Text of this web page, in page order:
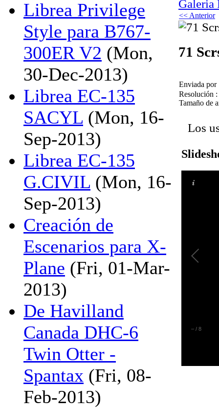
Librea Privilege
Style para B767-
300ER V2 (Mon,
30-Dec-2013)
Librea EC-135
SACYL (Mon, 16-
Sep-2013)
Librea EC-135
G.CIVIL (Mon, 16-
Sep-2013)
Creación de
Escenarios para X-
Plane (Fri, 01-Mar-
2013)
De Havilland
Canada DHC-6
Twin Otter -
Spantax (Fri, 08-
Feb-2013)
Galeria
<< Anterior
71
Enviada
Resolución
Tamaño de
Los
– / 8